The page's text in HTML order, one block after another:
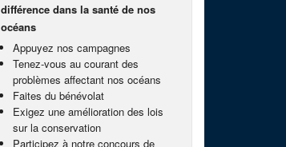
différence dans la santé de nos
océans
Appuyez nos campagnes
Tenez-vous au courant des
problèmes affectant nos océans
Faites du bénévolat
Exigez une amélioration des lois
sur la conservation
Participez à notre concours de